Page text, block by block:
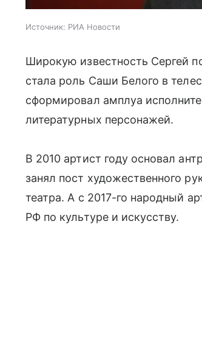
Источник: РИА Новости
Широкую известность Сергей
стала роль Саши Белого в
сформировал амплуа
литературных персонажей.
В 2010 артист году основал
занял пост художественного
театра. А с 2017-го народный
РФ по культуре и искусству.